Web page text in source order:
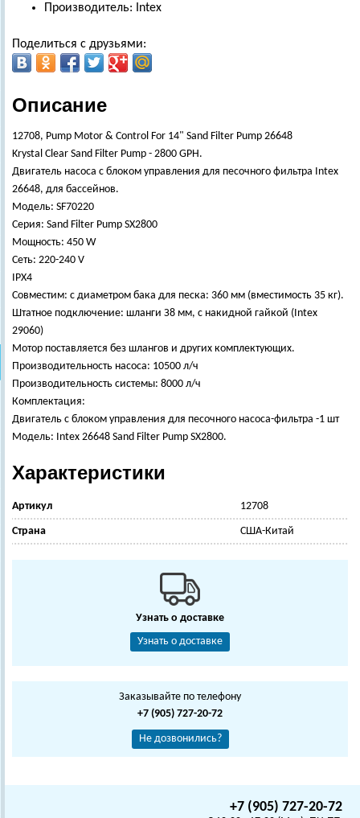
Производитель: Intex
Поделиться с друзьями:
Описание
12708, Pump Motor & Control For 14" Sand Filter Pump 26648
Krystal Clear Sand Filter Pump - 2800 GPH.
Двигатель насоса с блоком управления для песочного фильтра Intex
26648, для бассейнов.
Модель: SF70220
Серия: Sand Filter Pump SX2800
Мощность: 450 W
Сеть: 220-240 V
IPX4
Совместим: с диаметром бака для песка: 360 мм (вместимость 35 кг).
Штатное подключение: шланги З8 мм, с накидной гайкой (Intex
29060)
Мотор поставляется без шлангов и других комплектующих.
Производительность насоса: 10500 л/ч
Производительность системы: 8000 л/ч
Комплектация:
Двигатель с блоком управления для песочного насоса-фильтра -1 шт
Модель: Intex 26648 Sand Filter Pump SX2800.
Характеристики
Артикул 12708
Страна США-Китай
Узнать о доставке
Узнать о доставке
Заказывайте по телефону
+7 (905) 727-20-72
Не дозвонились?
+7 (905) 727-20-72